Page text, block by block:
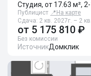
Студия, от 17.63 м²,
Публицист 📍 На карте
Сдача: 2 кв. 2027г. – 2
от 5 175 810 ₽
Без комиссии
ИсточникДомклик